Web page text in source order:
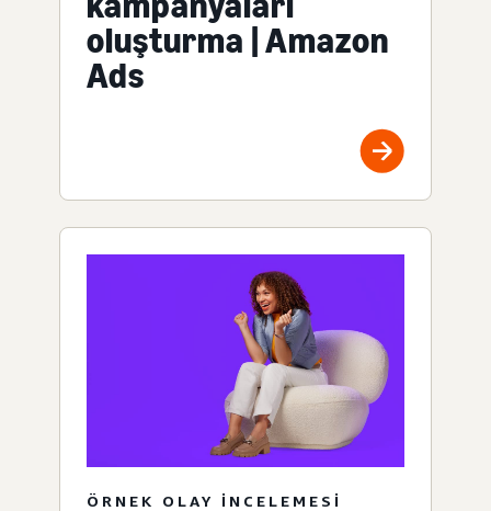
oluşturma | Amazon
Ads
ÖRNEK OLAY INCELEMESI